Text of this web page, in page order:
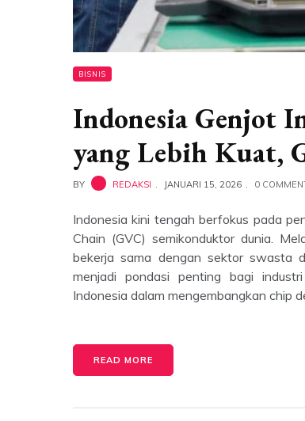
BISNIS
Indonesia Genjot
yang Lebih Kuat,
BY REDAKSI JANUARI 15, 2026 0
Indonesia kini tengah berfokus pada
Chain (GVC) semikonduktor dunia.
bekerja sama dengan sektor swasta
menjadi pondasi penting bagi
Indonesia dalam mengembangkan chip
READ MORE